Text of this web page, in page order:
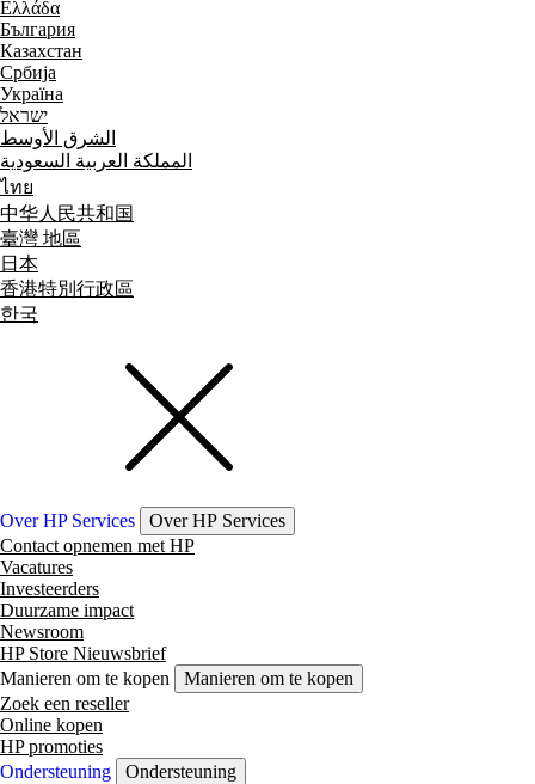
Ελλάδα
България
Казахстан
Србија
Україна
ישראל
الشرق الأوسط
المملكة العربية السعودية
ไทย
中华人民共和国
臺灣 地區
日本
香港特別行政區
한국
Over HP Services
Over HP Services
Contact opnemen met HP
Vacatures
Investeerders
Duurzame impact
Newsroom
HP Store Nieuwsbrief
Manieren om te kopen
Manieren om te kopen
Zoek een reseller
Online kopen
HP promoties
Ondersteuning
Ondersteuning